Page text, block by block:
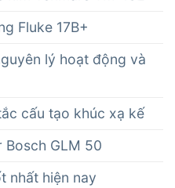
Fluke 17B+
lý hoạt động và
cấu tạo khúc xạ kế
Bosch GLM 50
nhất hiện nay